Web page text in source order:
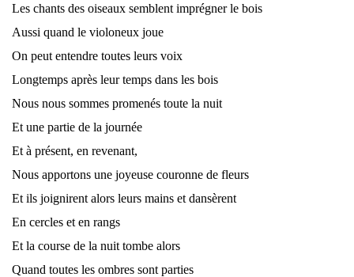
Les chants des oiseaux semblent imprégner le bois
Aussi quand le violoneux joue
On peut entendre toutes leurs voix
Longtemps après leur temps dans les bois
Nous nous sommes promenés toute la nuit
Et une partie de la journée
Et à présent, en revenant,
Nous apportons une joyeuse couronne de fleurs
Et ils joignirent alors leurs mains et dansèrent
En cercles et en rangs
Et la course de la nuit tombe alors
Quand toutes les ombres sont parties